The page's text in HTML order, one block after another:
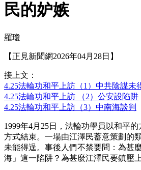
民的妒嫉
羅瓊
【正見新聞網2026年04月28日】
接上文：
4.25法輪功和平上訪（1）中共陰謀未
4.25法輪功和平上訪 （2）公安設陷阱
4.25法輪功和平上訪（3）中南海談判
1999年4月25日，法輪功學員以和平
方式結束。一場由江澤民蓄意策劃的
未能得逞。事後人們不禁要問：為甚
海」這一陷阱？為甚麼江澤民要鎮壓